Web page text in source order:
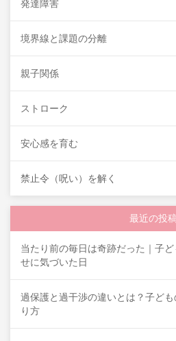
発達障害
境界線と課題の分離
親子関係
ストローク
安心感を育む
禁止令（呪い）を解く
最近の投
当たり前の毎日は奇跡だった｜子
せに気づいた日
過保護と過干渉の違いとは？子ど
り方